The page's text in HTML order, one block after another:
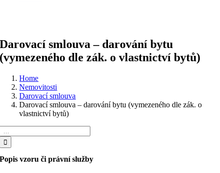
Darovací smlouva – darování bytu
(vymezeného dle zák. o vlastnictví bytů)
Home
Nemovitosti
Darovací smlouva
Darovací smlouva – darování bytu (vymezeného dle zák. o
vlastnictví bytů)
Popis vzoru či právní služby